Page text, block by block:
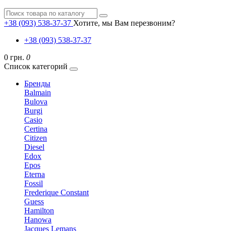
+38 (093) 538-37-37 Хотите, мы Вам перезвоним?
+38 (093) 538-37-37
0 грн. 0
Список категорий
Бренды
Balmain
Bulova
Burgi
Casio
Certina
Citizen
Diesel
Edox
Epos
Eterna
Fossil
Frederique Constant
Guess
Hamilton
Hanowa
Jacques Lemans